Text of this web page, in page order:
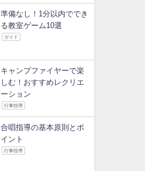
準備なし！1分以内ででき
る教室ゲーム10選
ガイド
キャンプファイヤーで楽
しむ！おすすめレクリエ
ーション
行事指導
合唱指導の基本原則とポ
イント
行事指導